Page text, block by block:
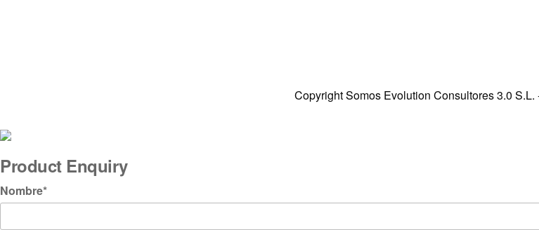
Copyright Somos Evolution Consultores 3.0
Product Enquiry
Nombre*